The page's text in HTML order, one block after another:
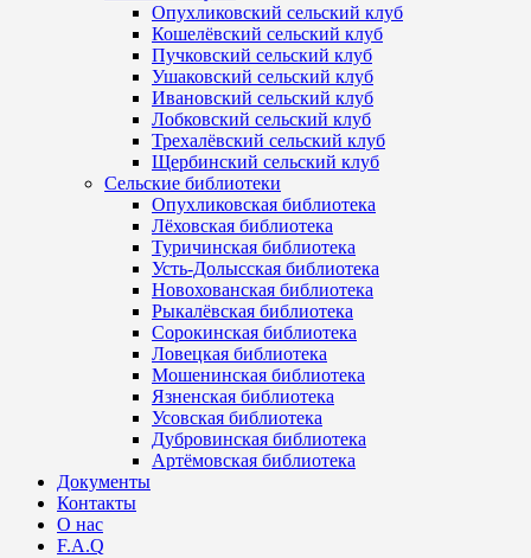
Опухликовский сельский клуб
Кошелёвский сельский клуб
Пучковский сельский клуб
Ушаковский сельский клуб
Ивановский сельский клуб
Лобковский сельский клуб
Трехалёвский сельский клуб
Щербинский сельский клуб
Сельские библиотеки
Опухликовская библиотека
Лёховская библиотека
Туричинская библиотека
Усть-Долысская библиотека
Новохованская библиотека
Рыкалёвская библиотека
Сорокинская библиотека
Ловецкая библиотека
Мошенинская библиотека
Язненская библиотека
Усовская библиотека
Дубровинская библиотека
Артёмовская библиотека
Документы
Контакты
О нас
F.A.Q